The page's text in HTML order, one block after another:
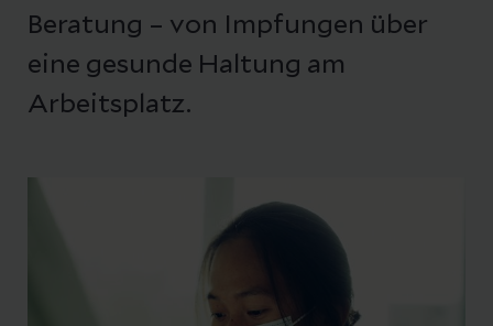
Beratung – von Impfungen über
eine gesunde Haltung am
Arbeitsplatz.